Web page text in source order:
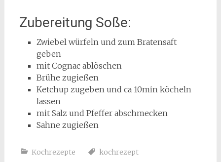
Zubereitung Soße:
Zwiebel würfeln und zum Bratensaft
geben
mit Cognac ablöschen
Brühe zugießen
Ketchup zugeben und ca 10min köcheln
lassen
mit Salz und Pfeffer abschmecken
Sahne zugießen
Kochrezepte kochrezept